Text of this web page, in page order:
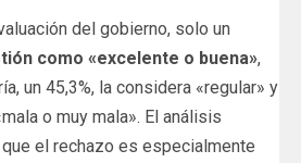
del gobierno, solo un
como «excelente o buena»,
un 45,3%, la considera «regular» y
o muy mala». El análisis
el rechazo es especialmente